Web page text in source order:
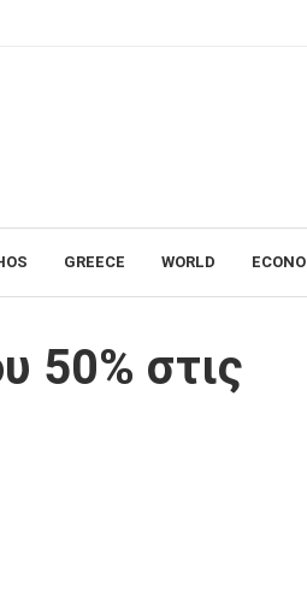
GREECE WORLD
50% στις